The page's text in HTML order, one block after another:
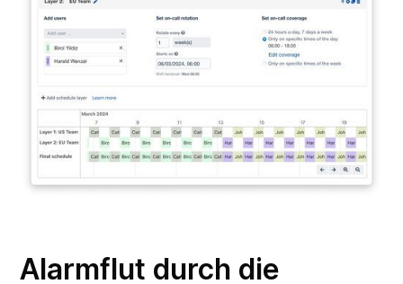
Alarmflut durch die